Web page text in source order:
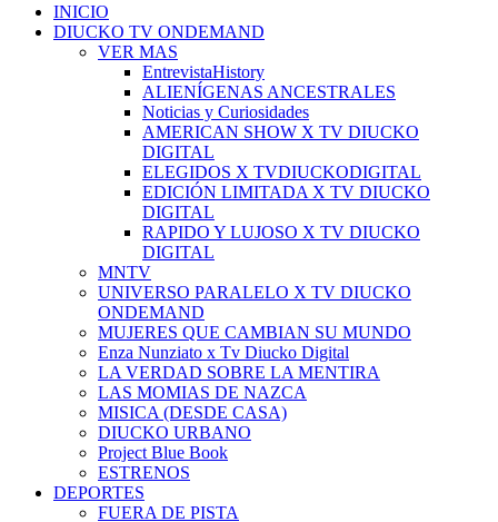
INICIO
DIUCKO TV ONDEMAND
VER MAS
EntrevistaHistory
ALIENÍGENAS ANCESTRALES
Noticias y Curiosidades
AMERICAN SHOW X TV DIUCKO
DIGITAL
ELEGIDOS X TVDIUCKODIGITAL
EDICIÓN LIMITADA X TV DIUCKO
DIGITAL
RAPIDO Y LUJOSO X TV DIUCKO
DIGITAL
MNTV
UNIVERSO PARALELO X TV DIUCKO
ONDEMAND
MUJERES QUE CAMBIAN SU MUNDO
Enza Nunziato x Tv Diucko Digital
LA VERDAD SOBRE LA MENTIRA
LAS MOMIAS DE NAZCA
MISICA (DESDE CASA)
DIUCKO URBANO
Project Blue Book
ESTRENOS
DEPORTES
FUERA DE PISTA